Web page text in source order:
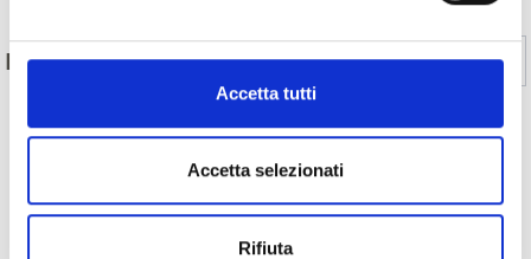
Accetta tutti
Accetta selezionati
Rifiuta
IL CONTENUTO VI È STATO UTILE? Sì No
Altri link interessanti